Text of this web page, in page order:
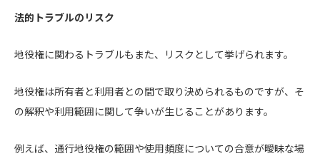
法的トラブルのリスク
地役権に関わるトラブルもまた、リスクとして挙げられます。
地役権は所有者と利用者との間で取り決められるものですが、そ
の解釈や利用範囲に関して争いが生じることがあります。
例えば、通行地役権の範囲や使用頻度についての合意が曖昧な場